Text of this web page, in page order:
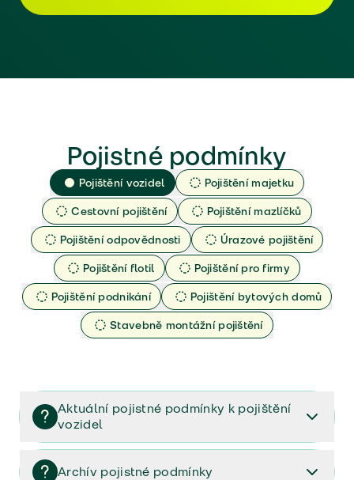
Pojistné podmínky
Pojištění vozidel
Pojištění majetku
Cestovní pojištění
Pojištění mazlíčků
Pojištění odpovědnosti
Úrazové pojištění
Pojištění flotil
Pojištění pro firmy
Pojištění podnikání
Pojištění bytových domů
Stavebně montážní pojištění
Aktuální pojistné podmínky k pojištění
vozidel
Pojištění vozidel/Pojistné podmínky a vše důležité ke
smlouvě (PDF)
Archív pojistné podmínky